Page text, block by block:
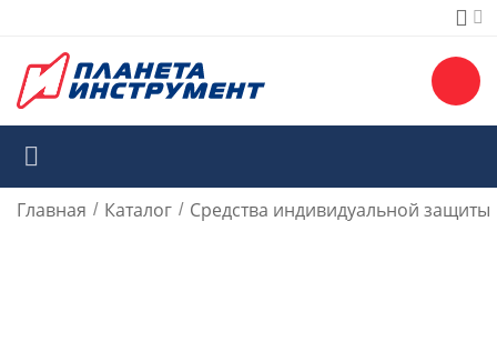
Главная / Каталог / Средства индивидуальной защиты